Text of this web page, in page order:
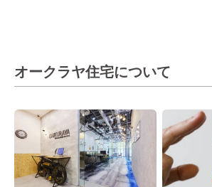
オークラヤ住宅について